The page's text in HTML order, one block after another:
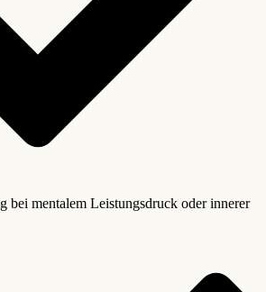
bei mentalem Leistungsdruck oder innerer